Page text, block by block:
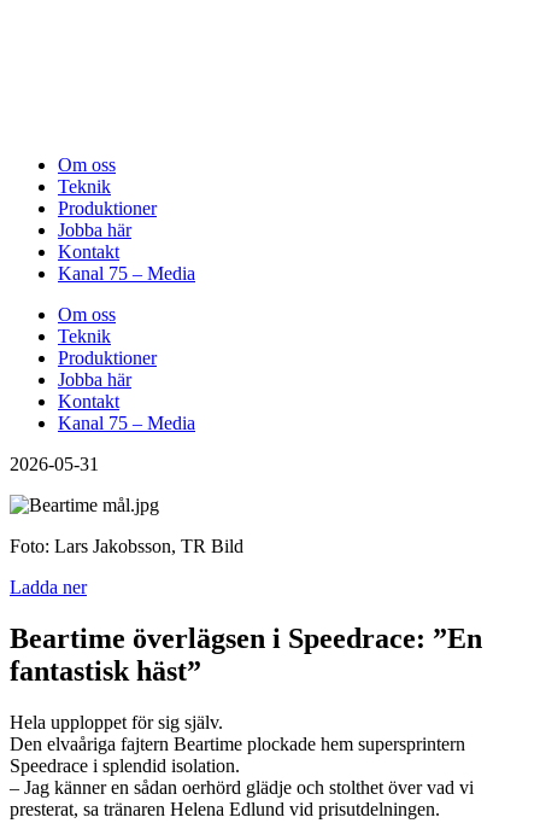
Om oss
Teknik
Produktioner
Jobba här
Kontakt
Kanal 75 – Media
Om oss
Teknik
Produktioner
Jobba här
Kontakt
Kanal 75 – Media
2026-05-31
Foto: Lars Jakobsson, TR Bild
Ladda ner
Beartime överlägsen i Speedrace: ”En
fantastisk häst”
Hela upploppet för sig själv.
Den elvaåriga fajtern Beartime plockade hem supersprintern
Speedrace i splendid isolation.
– Jag känner en sådan oerhörd glädje och stolthet över vad vi
presterat, sa tränaren Helena Edlund vid prisutdelningen.